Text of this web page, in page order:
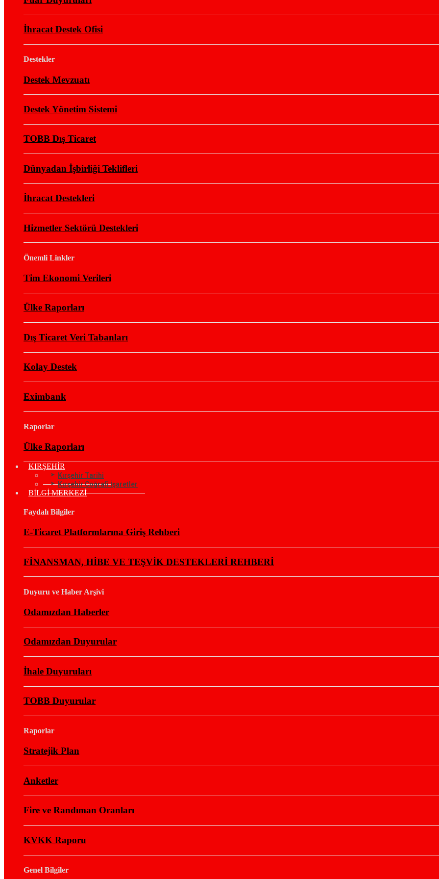
İhracat Destek Ofisi
Destekler
Destek Mevzuatı
Destek Yönetim Sistemi
TOBB Dış Ticaret
Dünyadan İşbirliği Teklifleri
İhracat Destekleri
Hizmetler Sektörü Destekleri
Önemli Linkler
Tim Ekonomi Verileri
Ülke Raporları
Dış Ticaret Veri Tabanları
Kolay Destek
Eximbank
Raporlar
Ülke Raporları
KIRŞEHİR
Kırşehir Tarihi
Kırşehir Coğrafi İşaretler
BİLGİ MERKEZİ
Faydalı Bilgiler
E-Ticaret Platformlarına Giriş Rehberi
FİNANSMAN, HİBE VE TEŞVİK DESTEKLERİ REHBERİ
Duyuru ve Haber Arşivi
Odamızdan Haberler
Odamızdan Duyurular
İhale Duyuruları
TOBB Duyurular
Raporlar
Stratejik Plan
Anketler
Fire ve Randıman Oranları
KVKK Raporu
Genel Bilgiler